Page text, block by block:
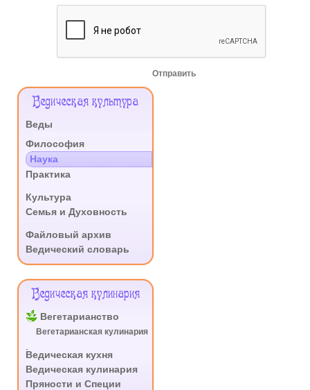
Отправить
Меню
Ведическая культура
Веды
Философия
Наука
Практика
Культура
Семья и Духовность
Файловый архив
Ведический словарь
Ведическая кулинария
Вегетарианство
Вегетарианская кулинария
Ведическая кухня
Ведическая кулинария
Пряности и Специи